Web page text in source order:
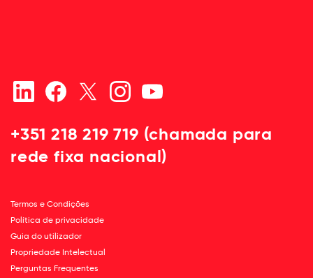
+351 218 219 719 (chamada para
rede fixa nacional)
Termos e Condições
Política de privacidade
Guia do utilizador
Propriedade Intelectual
Perguntas Frequentes